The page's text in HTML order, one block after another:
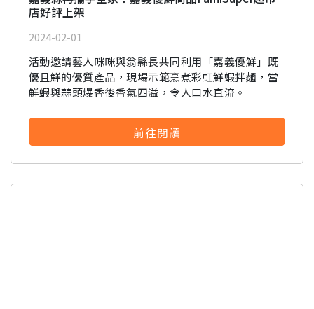
店好評上架
2024-02-01
活動邀請藝人咪咪與翁縣長共同利用「嘉義優鮮」既
優且鮮的優質產品，現場示範烹煮彩虹鮮蝦拌麵，當
鮮蝦與蒜頭爆香後香氣四溢，令人口水直流。
前往閱讀